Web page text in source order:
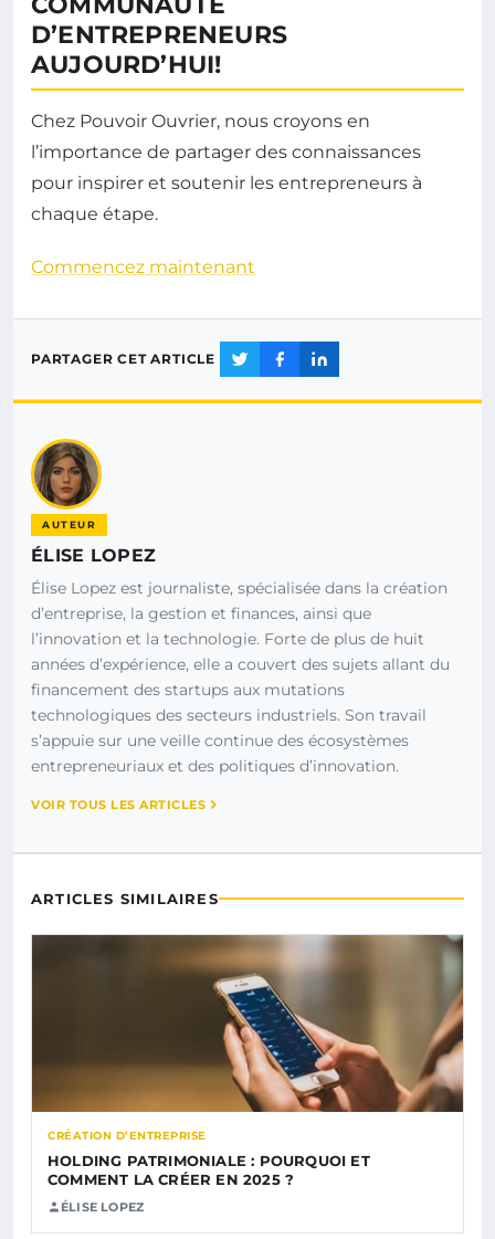
D’ENTREPRENEURS
AUJOURD’HUI!
Chez Pouvoir Ouvrier, nous croyons en
l’importance de partager des connaissances
pour inspirer et soutenir les entrepreneurs à
chaque étape.
Commencez maintenant
PARTAGER CET ARTICLE
AUTEUR
ÉLISE LOPEZ
Élise Lopez est journaliste, spécialisée dans la création
d’entreprise, la gestion et finances, ainsi que
l’innovation et la technologie. Forte de plus de huit
années d’expérience, elle a couvert des sujets allant du
financement des startups aux mutations
technologiques des secteurs industriels. Son travail
s’appuie sur une veille continue des écosystèmes
entrepreneuriaux et des politiques d’innovation.
VOIR TOUS LES ARTICLES
ARTICLES SIMILAIRES
CRÉATION D’ENTREPRISE
HOLDING PATRIMONIALE : POURQUOI ET
COMMENT LA CRÉER EN 2025 ?
ÉLISE LOPEZ